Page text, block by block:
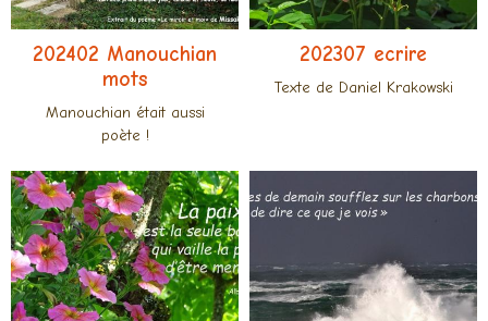
202402 Manouchian
mots
Manouchian était aussi
poète !
202307 ecrire
Texte de Daniel Krakowski